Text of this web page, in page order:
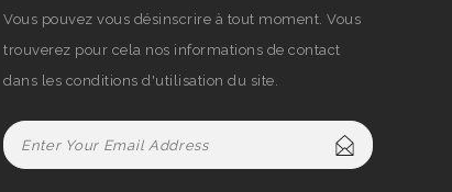
Vous pouvez vous désinscrire à tout moment. Vous
trouverez pour cela nos informations de contact
dans les conditions d'utilisation du site.